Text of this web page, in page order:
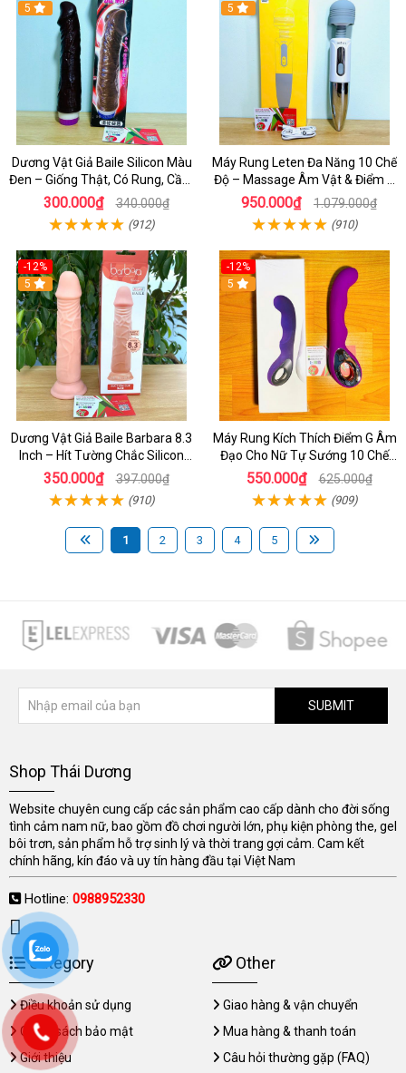
5
Dương Vật Giả Baile Silicon Màu
Đen – Giống Thật, Có Rung, Cầm
Tay Giá Rẻ
300.000₫ 340.000₫
(912)
5
Máy Rung Leten Đa Năng 10 Chế
Độ – Massage Âm Vật & Điểm G
Cực Phê Cho Nữ
950.000₫ 1.079.000₫
(910)
-12%
5
Dương Vật Giả Baile Barbara 8.3
Inch – Hít Tường Chắc Silicon
Giống Thật Cực Phê Cho Nữ Giới
350.000₫ 397.000₫
(910)
-12%
5
Máy Rung Kích Thích Điểm G Âm
Đạo Cho Nữ Tự Sướng 10 Chế
Độ Rung
550.000₫ 625.000₫
(909)
1 2 3 4 5
SUBMIT
Shop Thái Dương
Website chuyên cung cấp các sản phẩm cao cấp dành cho đời sống
tình cảm nam nữ, bao gồm đồ chơi người lớn, phụ kiện phòng the, gel
bôi trơn, sản phẩm hỗ trợ sinh lý và thời trang gợi cảm. Cam kết
chính hãng, kín đáo và uy tín hàng đầu tại Việt Nam
Hotline: 0988952330
Category
Điều khoản sử dụng
Chính sách bảo mật
Giới thiệu
Other
Giao hàng & vận chuyển
Mua hàng & thanh toán
Câu hỏi thường gặp (FAQ)